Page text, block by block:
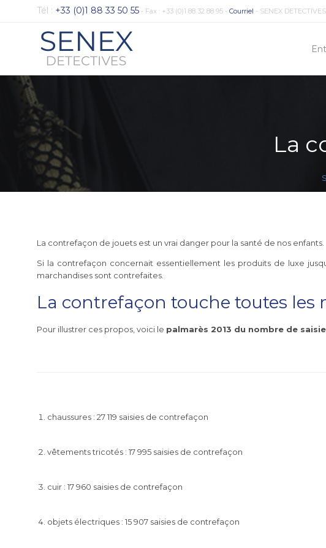
Tél : +33 (0)1 88 33 50 55 - Fax : +33 (0)1 88 32 88 95 - Courriel - SENEX
La
La contrefaçon de jouets est un vrai danger pour la santé de nos enfants.
Si la contrefaçon concernait essentiellement les produits de luxe
marchandises sont contrefaites.
La contrefaçon touche toutes
Pour illustrer ces propos, voici le palmarès 2013 du nombre de
chaussures : 27 119 saisies de contrefaçon
vêtements tricotés : 17 995 saisies de contrefaçon
cuir : 17 960 saisies de contrefaçon
objets électriques : 15 907 saisies de contrefaçon